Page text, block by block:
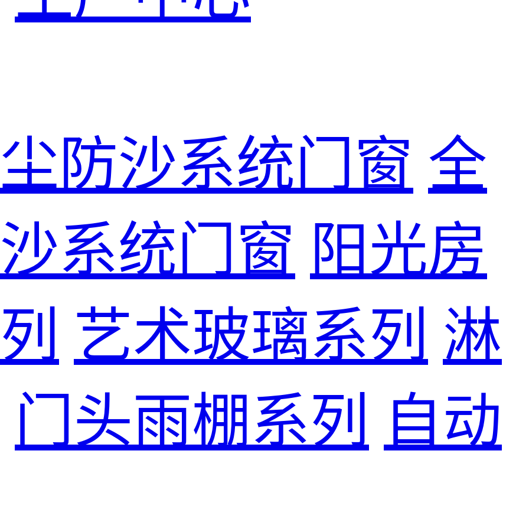
防沙系统门窗 全
系统门窗 阳光房
艺术玻璃系列 淋
门头雨棚系列
自动